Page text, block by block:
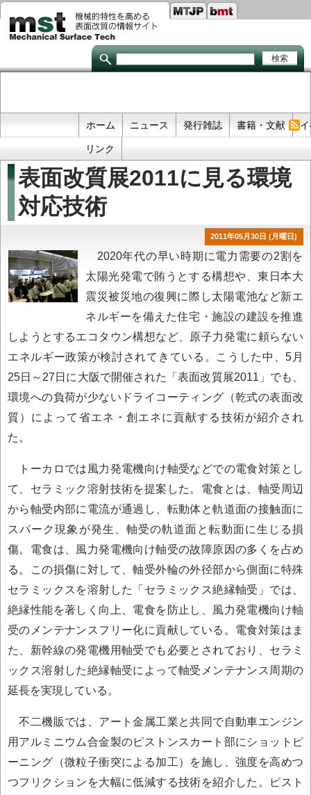
メ
イ
テ
links
ホーム ニュース 発行雑誌 書籍・文献
リンク
表面改質展2011に見る環境
対応技術
2011年05月30日 (月曜日)
2020年代の早い時期に電力需要の2割を
太陽光発電で賄うとする構想や、東日本大
震災被災地の復興に際し太陽電池など新エ
ネルギーを備えた住宅・施設の建設を推進
しようとするエコタウン構想など、原子力発電に頼らない
エネルギー政策が検討されてきている。こうした中、5月
25日～27日に大阪で開催された「表面改質展2011」でも、
環境への負荷が少ないドライコーティング（乾式の表面改
質）によって省エネ・創エネに貢献する技術が紹介され
た。
トーカロでは風力発電機向け軸受などでの電食対策とし
て、セラミック溶射技術を提案した。電食とは、軸受周辺
から軸受内部に電流が通過し、転動体と軌道面の接触面に
スパーク現象が発生、軸受の軌道面と転動面に生じる損
傷。電食は、風力発電機向け軸受の故障原因の多くを占め
る。この損傷に対して、軸受外輪の外径部から側面に特殊
セラミックスを溶射した「セラミックス絶縁軸受」では、
絶縁性能を著しく向上、電食を防止し、風力発電機向け軸
受のメンテナンスフリー化に貢献している。電食対策はま
た、新幹線の発電機用軸受でも必要とされており、セラミ
ックス溶射した絶縁軸受によって軸受メンテナンス周期の
延長を実現している。
不二機販では、アート金属工業と共同で自動車エンジン
用アルミニウム合金製のピストンスカート部にショットピ
ーニング（微粒子衝突による加工）を施し、強度を高めつ
つフリクションを大幅に低減する技術を紹介した。ピスト